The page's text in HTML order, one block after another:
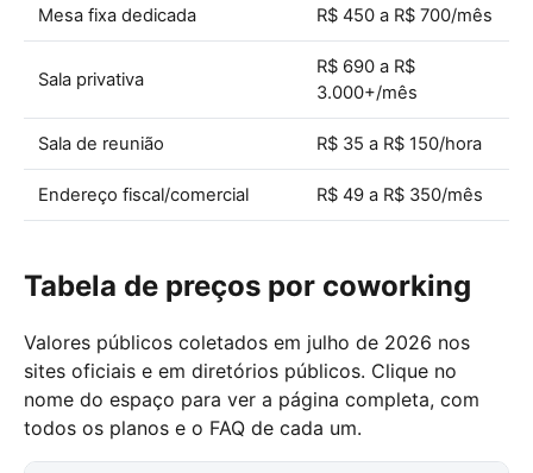
Mesa fixa dedicada R$ 450 a R$ 700/mês
Sala privativa
R$ 690 a R$
3.000+/mês
Sala de reunião R$ 35 a R$ 150/hora
Endereço fiscal/comercial R$ 49 a R$ 350/mês
Tabela de preços por coworking
Valores públicos coletados em julho de 2026 nos
sites oficiais e em diretórios públicos. Clique no
nome do espaço para ver a página completa, com
todos os planos e o FAQ de cada um.